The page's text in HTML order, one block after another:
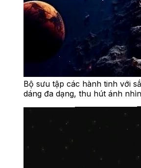
Bộ sưu tập các hành tinh với
dáng đa dạng, thu hút ánh